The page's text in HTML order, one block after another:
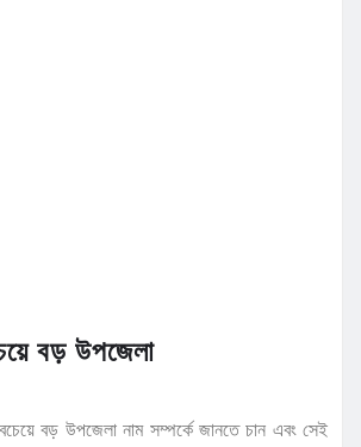
বড় উপজেলা
বড় উপজেলা নাম সম্পর্কে জানতে চান এবং সেই